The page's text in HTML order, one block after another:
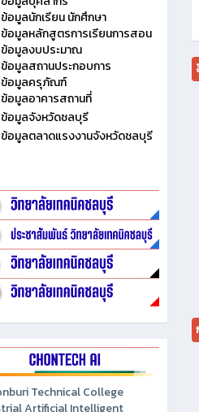
ประวัติวิทยาลัย
ข้อมูลบุคลากร
ข้อมูลนักเรียน นักศึกษา
ข้อมูลหลักสูตรการเรียนการสอน
ข้อมูลงบประมาณ
ข้อมูลสถานประกอบการ
ข้อมูลตลาดแรงงานจังหวัดชลบุรี